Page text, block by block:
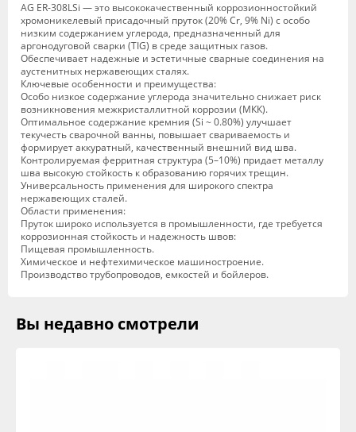
AG ER-308LSi — это высококачественный коррозионностойкий
хромоникелевый присадочный пруток (20% Cr, 9% Ni) с особо
низким содержанием углерода, предназначенный для
аргонодуговой сварки (TIG) в среде защитных газов.
Обеспечивает надежные и эстетичные сварные соединения на
аустенитных нержавеющих сталях.
Ключевые особенности и преимущества:
Особо низкое содержание углерода значительно снижает риск
возникновения межкристаллитной коррозии (МКК).
Оптимальное содержание кремния (Si ~ 0.80%) улучшает
текучесть сварочной ванны, повышает свариваемость и
формирует аккуратный, качественный внешний вид шва.
Контролируемая ферритная структура (5–10%) придает металлу
шва высокую стойкость к образованию горячих трещин.
Универсальность применения для широкого спектра
нержавеющих сталей.
Области применения:
Пруток широко используется в промышленности, где требуется
коррозионная стойкость и надежность швов:
Пищевая промышленность.
Химическое и нефтехимическое машиностроение.
Производство трубопроводов, емкостей и бойлеров.
Вы недавно смотрели